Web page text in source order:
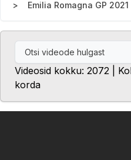
Emilia Romagna GP
Videosid kokku: 2072 |
korda